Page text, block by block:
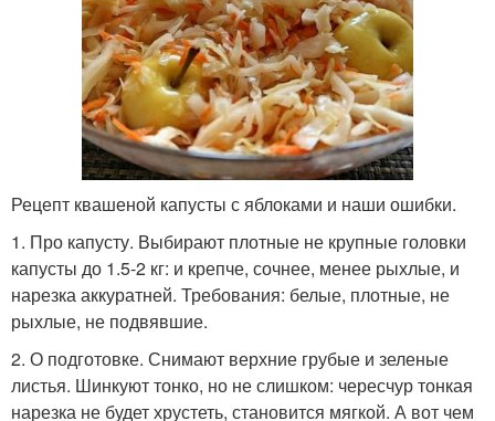
Рецепт квашеной капусты с яблоками и наши ошибки.
1. Про капусту. Выбирают плотные не крупные головки
капусты до 1.5-2 кг: и крепче, сочнее, менее рыхлые, и
нарезка аккуратней. Требования: белые, плотные, не
рыхлые, не подвявшие.
2. О подготовке. Снимают верхние грубые и зеленые
листья. Шинкуют тонко, но не слишком: чересчур тонкая
нарезка не будет хрустеть, становится мягкой. А вот чем